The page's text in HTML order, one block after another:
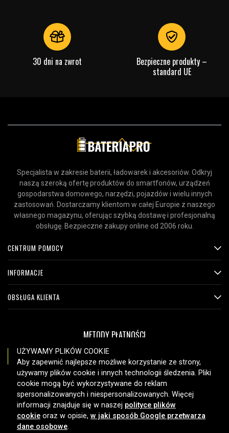
30 dni na zwrot
Bezpieczne produkty –
standard UE
Specjalista w zakresie baterii, ładowarek i akcesoriów. Odkryj
naszą szeroką ofertę produktów do smartfonów, urządzeń
gospodarstwa domowego, narzędzi, pojazdów i wielu innych
zastosowań. Dostarczamy klientom w całej Europie z naszego
własnego magazynu, oferując szybką dostawę i profesjonalną
obsługę. Bezpieczne zakupy online od 2006 roku.
CENTRUM POMOCY
INFORMACJE
OBSŁUGA KLIENTA
METODY PŁATNOŚCI
OPCJE DOSTAWY
UŻYWAMY PLIKÓW COOKIE
Aby zapewnić najlepsze możliwe korzystanie ze strony,
używamy plików cookie i innych technologii śledzenia. Pliki
cookie mogą być wykorzystywane do reklam
spersonalizowanych i niespersonalizowanych. Więcej
informacji znajduje się w naszej polityce plików
cookie oraz w opisie, w jaki sposób Google przetwarza
dane osobowe.